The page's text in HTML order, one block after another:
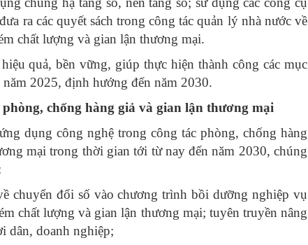
ra các quyết sách trong công tác quản lý nhà nước về
chất lượng và gian lận thương mại.
quả, bền vững, giúp thực hiện thành công các mục
2025, định hướng đến năm 2030.
chống hàng giả và gian lận thương mại
dụng công nghệ trong công tác phòng, chống hàng
mại trong thời gian tới từ nay đến năm 2030, chúng
chuyển đổi số vào chương trình bồi dưỡng nghiệp vụ
chất lượng và gian lận thương mại; tuyên truyền nâng
dân, doanh nghiệp;